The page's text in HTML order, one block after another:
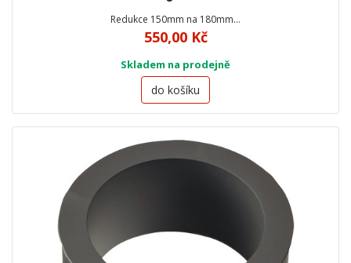
Redukce 150mm na 180mm…
550,00 Kč
Skladem na prodejně
do košíku